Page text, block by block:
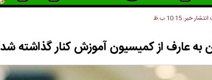
خبر: 10:15 ب.ظ
به عارف از کمیسیون آموزش کنار گذاشته شد